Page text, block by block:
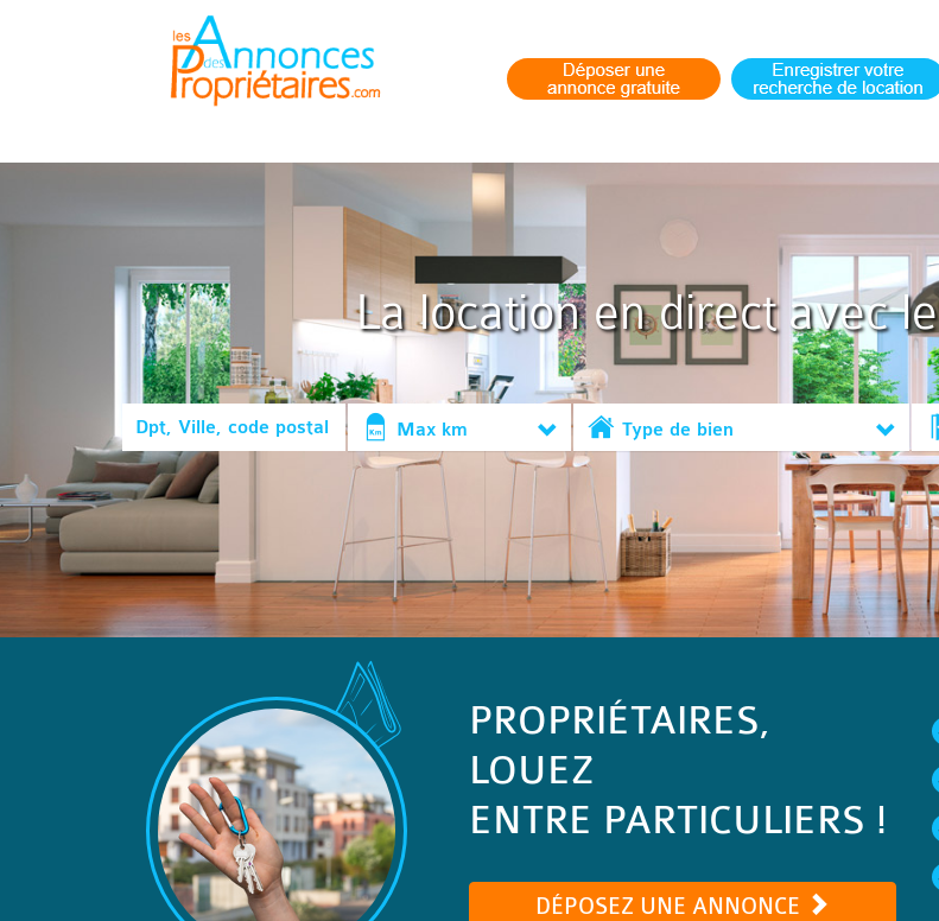
La location en direct avec
Max km Type de bien
PROPRIÉTAIRES,
LOUEZ
ENTRE PARTICULIERS !
DÉPOSEZ UNE ANNONCE